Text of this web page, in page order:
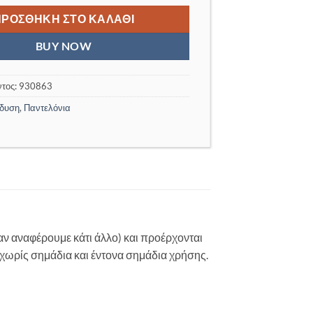
38,00 €.
ΣΤΟ ΚΑΛΆΘΙ
BUY NOW
930863
, Παντελόνια
αναφέρουμε κάτι άλλο) και προέρχονται
σημάδια και έντονα σημάδια χρήσης.